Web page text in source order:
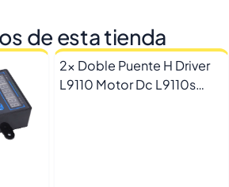
de esta tienda
2x Doble Puente H Driver
L9110 Motor Dc L9110s